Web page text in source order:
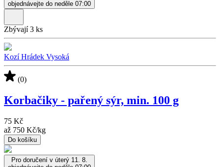
objednávejte do neděle 07:00
Zbývají 3 ks
Kozí Hrádek Vysoká
(0)
Korbačiky - pařený sýr, min. 100 g
75 Kč
až 750 Kč/kg
Do košíku
Pro doručení v úterý 11. 8.